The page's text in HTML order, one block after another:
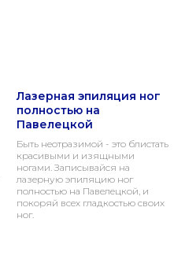
Лазерная эпиляция ног
полностью на
Павелецкой
Быть неотразимой - это блистать
красивыми и изящными
ногами. Записывайся на
лазерную эпиляцию ног
полностью на Павелецкой, и
покоряй всех гладкостью своих
ног.